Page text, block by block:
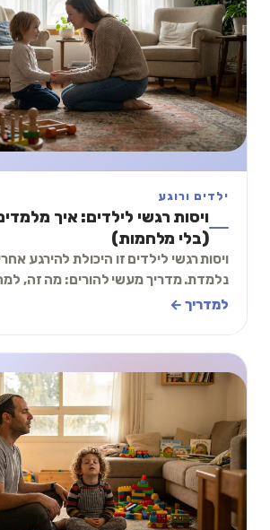
ילדים ורוגע
ויסות רגשי לילדים: איך
(בלי מלחמות)
ויסות רגשי לילדים זו היכולת להירגע
נלמדת. מדריך מעשי להורים: מה זה,
ותרגיל קצר שאפשר לעשות עם הילד כבר
למדריך ←